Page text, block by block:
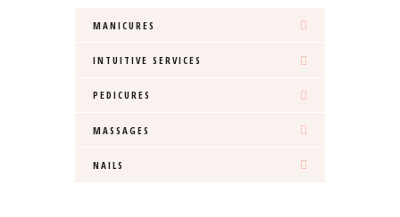
MANICURES
INTUITIVE SERVICES
PEDICURES
MASSAGES
NAILS